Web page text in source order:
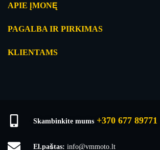
APIE ĮMONĘ
PAGALBA IR PIRKIMAS
KLIENTAMS
Skambinkite mums +370 677 89771
El.paštas: info@vmmoto.lt